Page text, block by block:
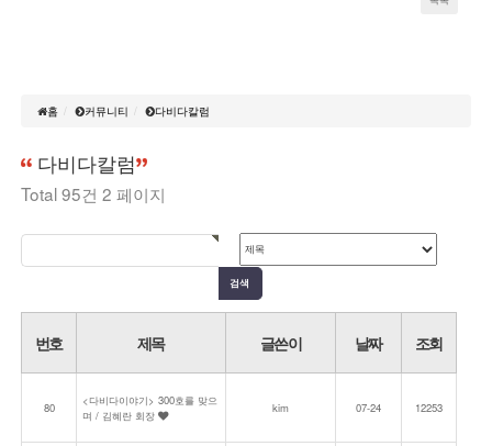
홈 커뮤니티 다비다칼럼
다비다칼럼
Total 95건 2 페이지
번호 제목 글쓴이 날짜 조회
80
<다비다이야기> 300호를 맞으
며 / 김혜란 회장
kim 07-24 12253